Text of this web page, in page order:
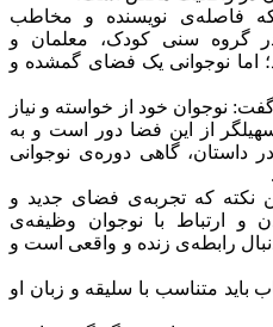
فاصله‌ی نویسنده و مخاطب
گروه سنی کودک، معلمان و
اما نوجوانی یک فضای گمشده و
نوجوان خود از خواسته و نیاز
از این فضا دور است و به
گاهی دوره‌ی نوجوانی
نکته که تجربه‌ی فضای جدید و
ارتباط با نوجوان وظیفه‌ی
رابطه‌ی زنده و واقعی است و
باید متناسب با سلیقه و زبان او